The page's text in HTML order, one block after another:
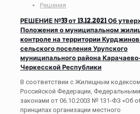
Решения
РЕШЕНИЕ №33 от 13.12.2021 Об
Положения о муниципальном
контроле на территории
сельского поселения Урупского
муниципального района
Черкесской Республики
В соответствии с Жилищным кодексом
Российской Федерации, Федеральными
законами от 06.10.2003 № 131-ФЗ «Об
принципах организации местного